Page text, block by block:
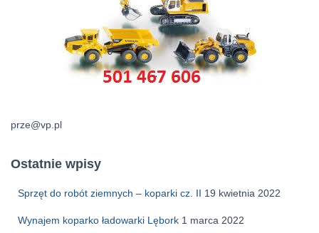
prze@vp.pl
Ostatnie wpisy
Sprzęt do robót ziemnych – koparki cz. II 19 kwietnia 2022
Wynajem koparko ładowarki Lębork 1 marca 2022